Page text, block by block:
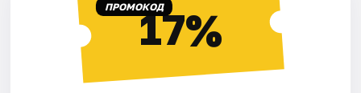
ПРОМОКОД17%